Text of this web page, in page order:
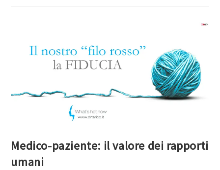
Medico-paziente: il valore dei rapporti
umani